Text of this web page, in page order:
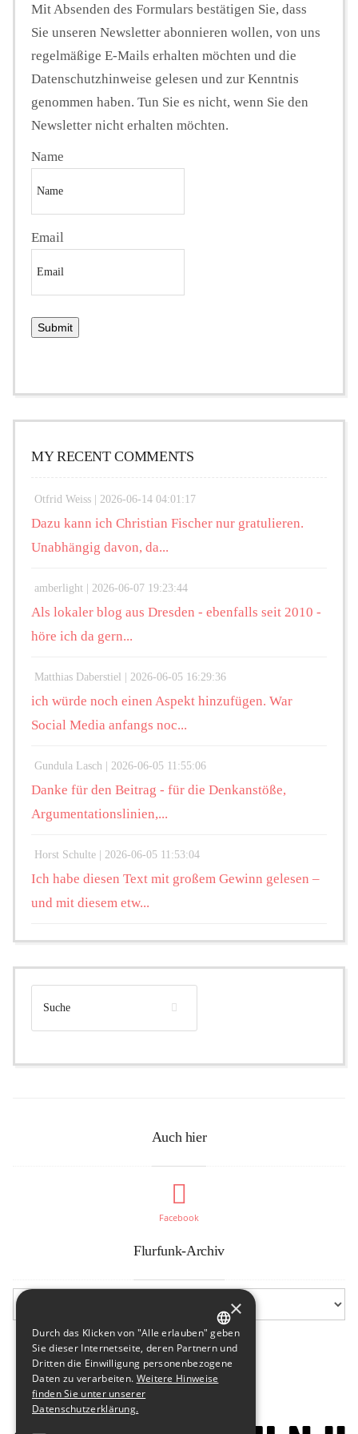
Mit Absenden des Formulars bestätigen Sie, dass
Sie unseren Newsletter abonnieren wollen, von uns
regelmäßige E-Mails erhalten möchten und die
Datenschutzhinweise gelesen und zur Kenntnis
genommen haben. Tun Sie es nicht, wenn Sie den
Newsletter nicht erhalten möchten.
Name
Email
MY RECENT COMMENTS
Otfrid Weiss | 2026-06-14 04:01:17
Dazu kann ich Christian Fischer nur gratulieren.
Unabhängig davon, da...
amberlight | 2026-06-07 19:23:44
Als lokaler blog aus Dresden - ebenfalls seit 2010 -
höre ich da gern...
Matthias Daberstiel | 2026-06-05 16:29:36
ich würde noch einen Aspekt hinzufügen. War
Social Media anfangs noc...
Gundula Lasch | 2026-06-05 11:55:06
Danke für den Beitrag - für die Denkanstöße,
Argumentationslinien,...
Horst Schulte | 2026-06-05 11:53:04
Ich habe diesen Text mit großem Gewinn gelesen –
und mit diesem etw...
Auch hier
Facebook
Flurfunk-Archiv
GERMAN
ENGLISH
×
Durch das Klicken von "Alle erlauben" geben
Sie dieser Internetseite, deren Partnern und
Dritten die Einwilligung personenbezogene
Daten zu verarbeiten. Weitere Hinweise
finden Sie unter unserer
Datenschutzerklärung.